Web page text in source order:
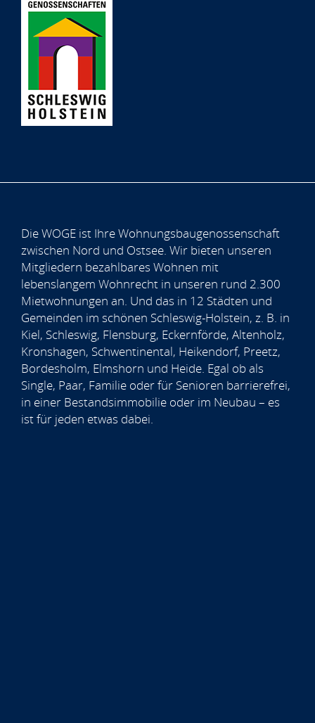
Die WOGE ist Ihre Wohnungsbaugenossenschaft
zwischen Nord und Ostsee. Wir bieten unseren
Mitgliedern bezahlbares Wohnen mit
lebenslangem Wohnrecht in unseren rund 2.300
Mietwohnungen an. Und das in 12 Städten und
Gemeinden im schönen Schleswig-Holstein, z. B. in
Kiel, Schleswig, Flensburg, Eckernförde, Altenholz,
Kronshagen, Schwentinental, Heikendorf, Preetz,
Bordesholm, Elmshorn und Heide. Egal ob als
Single, Paar, Familie oder für Senioren barrierefrei,
in einer Bestandsimmobilie oder im Neubau – es
ist für jeden etwas dabei.